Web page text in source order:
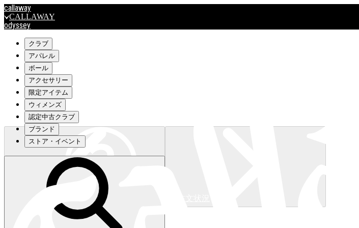
callaway
CALLAWAY
odyssey
travismathew
outlet
OUTLET
キャロウェイアパレルはこちら>>>
キャロウェイアパレルはこちら>>>
クラブ
アパレル
ボール
アクセサリー
限定アイテム
ウィメンズ
認定中古クラブ
ブランド
ストア・イベント